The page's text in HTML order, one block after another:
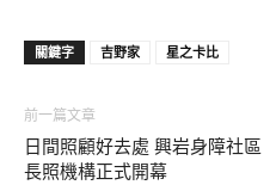
關鍵字 吉野家 星之卡比
前一篇文章
日間照顧好去處 興岩身障社區
長照機構正式開幕